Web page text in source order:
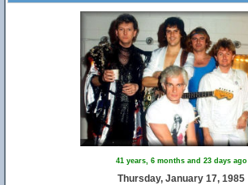
41 years, 6 months and 23 days ago
Thursday, January 17, 1985